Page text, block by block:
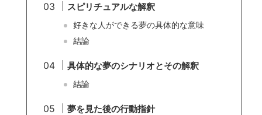
スピリチュアルな解釈
好きな人ができる夢の具体的な意味
結論
具体的な夢のシナリオとその解釈
結論
夢を見た後の行動指針